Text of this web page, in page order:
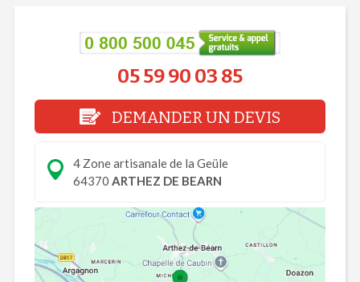
05 59 90 03 85
DEMANDER UN DEVIS
4 Zone artisanale de la Geüle
64370 ARTHEZ DE BEARN